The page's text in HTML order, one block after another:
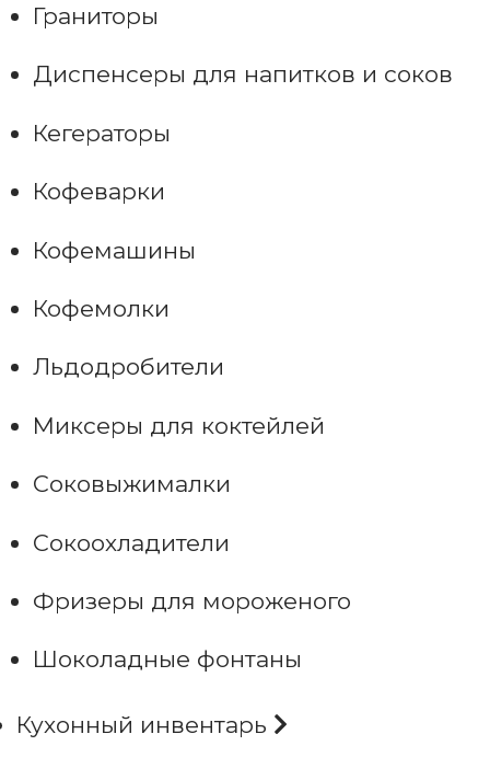
Граниторы
Диспенсеры для напитков и соков
Кегераторы
Кофеварки
Кофемашины
Кофемолки
Льдодробители
Миксеры для коктейлей
Соковыжималки
Сокоохладители
Фризеры для мороженого
Шоколадные фонтаны
Кухонный инвентарь